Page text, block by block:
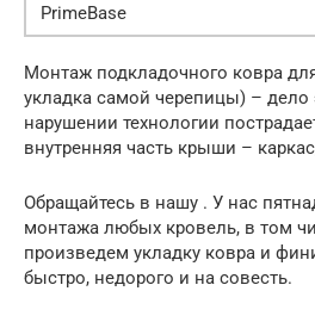
PrimeBase
Монтаж подкладочного ковра
укладка самой черепицы) – дело
нарушении технологии
внутренняя часть крыши –
Обращайтесь в нашу . У нас
монтажа любых кровель, в том
произведем укладку ковра и
быстро, недорого и на совесть.